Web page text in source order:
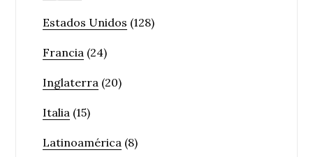
Estados Unidos (128)
Francia (24)
Inglaterra (20)
Italia (15)
Latinoamérica (8)